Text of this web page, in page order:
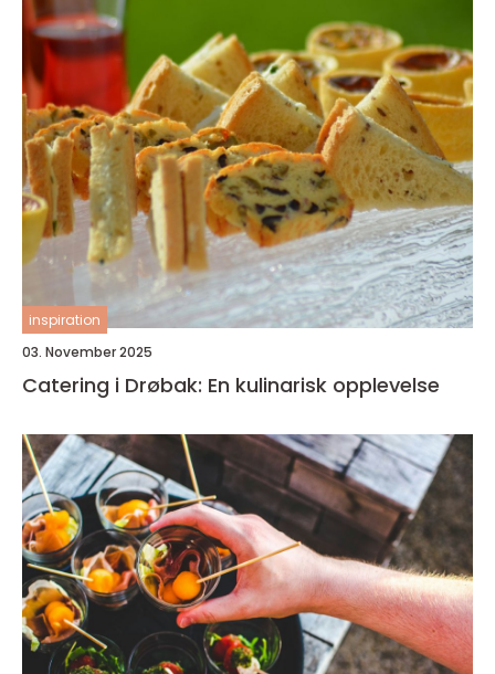
inspiration
03. November 2025
Catering i Drøbak: En kulinarisk opplevelse